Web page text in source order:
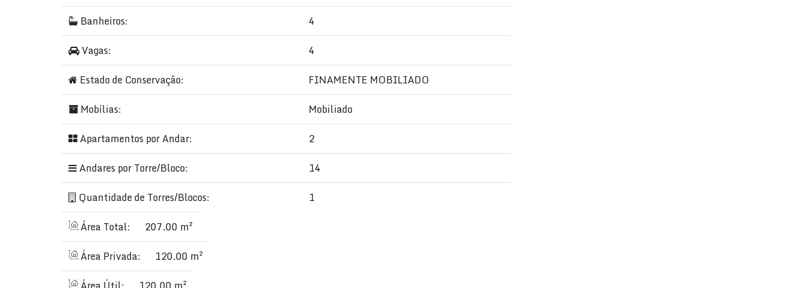
Banheiros:
4
Vagas:
4
Estado de Conservação:
FINAMENTE MOBILIADO
Mobílias:
Mobiliado
Apartamentos por Andar:
2
Andares por Torre/Bloco:
14
Quantidade de Torres/Blocos:
1
Área Total:
207.00 m²
Área Privada:
120.00 m²